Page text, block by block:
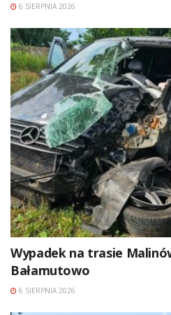
6 SIERPNIA 2026
Wypadek na trasie
Bałamutowo
6 SIERPNIA 2026